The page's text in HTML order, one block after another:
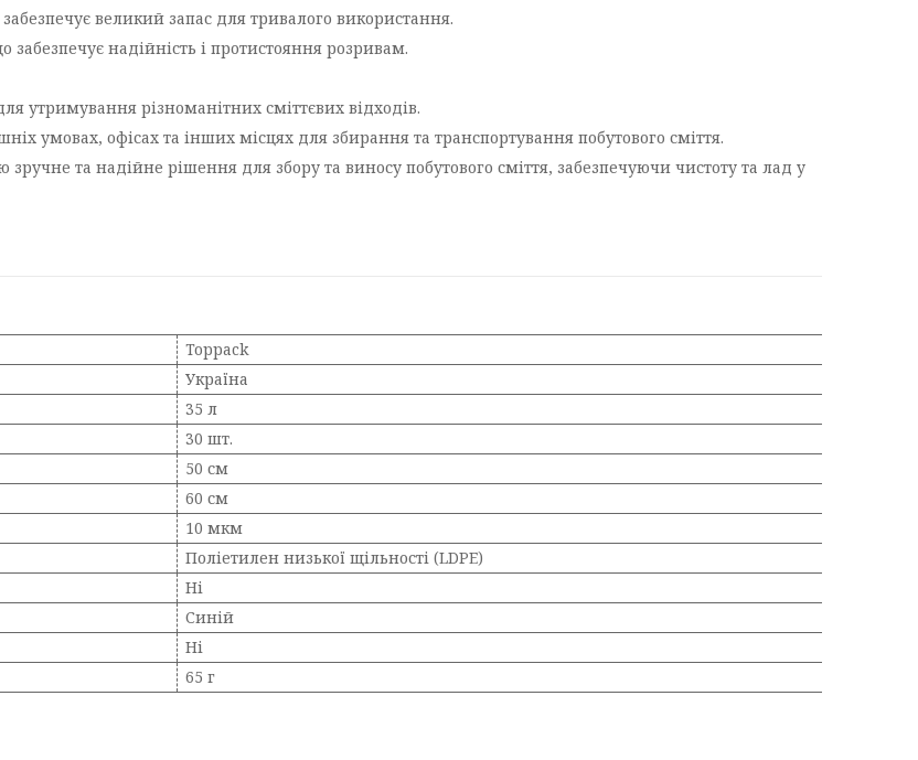
великий запас для тривалого використання.
надійність і протистояння розривам.
утримування різноманітних сміттєвих відходів.
умовах, офісах та інших місцях для збирання та транспортування побутового сміття.
та надійне рішення для збору та виносу побутового сміття, забезпечуючи чистоту та лад у
Toppack
Україна
35 л
30 шт.
50 см
60 см
10 мкм
Поліетилен низької щільності (LDPE)
Ні
Синій
Ні
65 г